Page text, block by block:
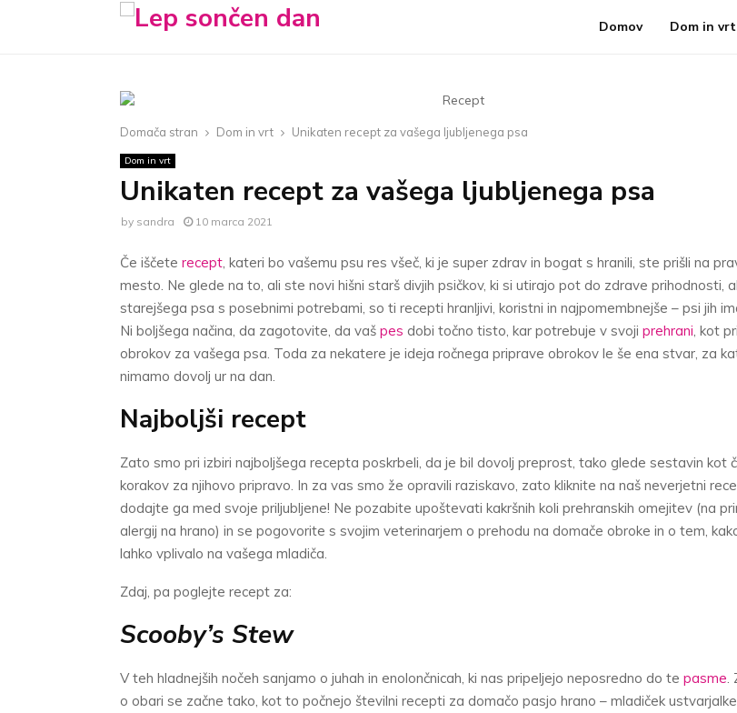
Domov Dom in vrt
Domača stran Dom in vrt Unikaten recept za vašega ljubljenega psa
Dom in vrt
Unikaten recept za vašega ljubljenega psa
by sandra 10 marca 2021
Če iščete recept , kateri bo vašemu psu res všeč, ki je super zdrav in bogat s hranili, ste prišli na
mesto. Ne glede na to, ali ste novi hišni starš divjih psičkov, ki si utirajo pot do zdrave prihodnosti,
starejšega psa s posebnimi potrebami, so ti recepti hranljivi, koristni in najpomembnejše – psi jih
Ni boljšega načina, da zagotovite, da vaš pes dobi točno tisto, kar potrebuje v svoji prehrani , kot
obrokov za vašega psa. Toda za nekatere je ideja ročnega priprave obrokov le še ena stvar, za
nimamo dovolj ur na dan.
Najboljši recept
Zato smo pri izbiri najboljšega recepta poskrbeli, da je bil dovolj preprost, tako glede sestavin kot
korakov za njihovo pripravo. In za vas smo že opravili raziskavo, zato kliknite na naš neverjetni
dodajte ga med svoje priljubljene! Ne pozabite upoštevati kakršnih koli prehranskih omejitev (na
alergij na hrano) in se pogovorite s svojim veterinarjem o prehodu na domače obroke in o tem,
lahko vplivalo na vašega mladiča.
Zdaj, pa poglejte recept za:
Scooby’s Stew
V teh hladnejših nočeh sanjamo o juhah in enolončnicah, ki nas pripeljejo neposredno do te pasme
o obari se začne tako, kot to počnejo številni recepti za domačo pasjo hrano – mladiček